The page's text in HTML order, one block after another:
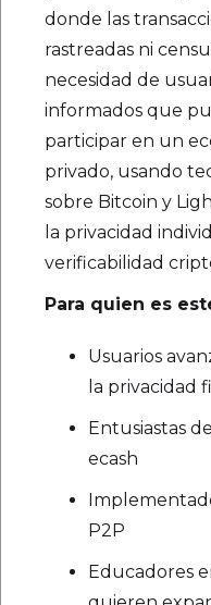
donde las
rastreadas ni
necesidad de
informados que
participar en un
privado, usando
sobre Bitcoin y
la privacidad
verificabilidad
Para quien es
Usuarios
la privacidad
Entusiastas
ecash
P2P
Educadores